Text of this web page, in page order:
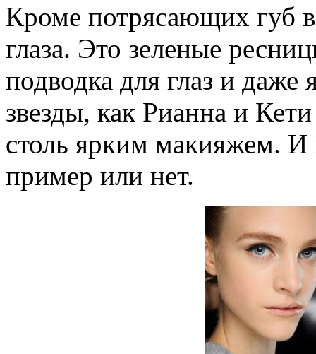
Кроме потрясающих губ
глаза. Это зеленые
подводка для глаз и даже
звезды, как Рианна и
столь ярким макияжем. И
пример или нет.